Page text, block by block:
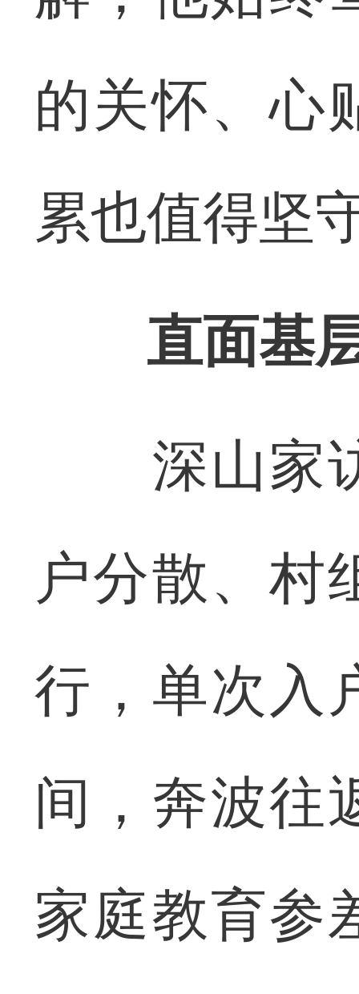
的关怀、心
累也值得坚
直面基
深山家访
户分散、村
行，单次入
间，奔波往
家庭教育参